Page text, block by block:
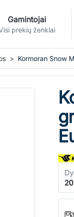
Gamintojai
prekių ženklai
Kormoran Snow